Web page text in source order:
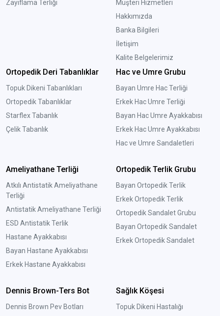
Zayıflama Terliği
Müşteri Hizmetleri
Hakkımızda
Banka Bilgileri
İletişim
Kalite Belgelerimiz
Ortopedik Deri Tabanlıklar
Topuk Dikeni Tabanlıkları
Ortopedik Tabanlıklar
Starflex Tabanlık
Çelik Tabanlık
Hac ve Umre Grubu
Bayan Umre Hac Terliği
Erkek Hac Umre Terliği
Bayan Hac Umre Ayakkabısı
Erkek Hac Umre Ayakkabısı
Hac ve Umre Sandaletleri
Ameliyathane Terliği
Atkılı Antistatik Ameliyathane
Terliği
Antistatik Ameliyathane Terliği
ESD Antistatik Terlik
Hastane Ayakkabısı
Bayan Hastane Ayakkabısı
Erkek Hastane Ayakkabısı
Ortopedik Terlik Grubu
Bayan Ortopedik Terlik
Erkek Ortopedik Terlik
Ortopedik Sandalet Grubu
Bayan Ortopedik Sandalet
Erkek Ortopedik Sandalet
Dennis Brown-Ters Bot
Dennis Brown Pev Botları
Sağlık Köşesi
Topuk Dikeni Hastalığı